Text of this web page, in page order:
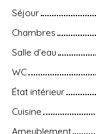
Séjour
Chambres
Salle d'eau
WC
État intérieur
Cuisine
Ameublement